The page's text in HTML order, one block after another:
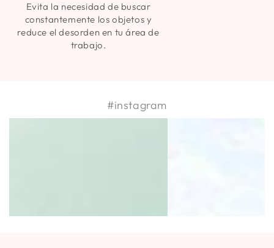
Evita la necesidad de buscar
constantemente los objetos y
reduce el desorden en tu área de
trabajo.
#instagram